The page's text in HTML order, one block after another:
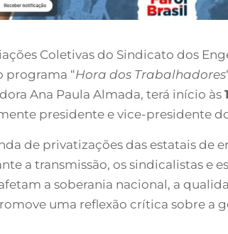
Coletivas do Sindicato dos
programa “Hora dos Trabalhadores
Ana Paula Almada, terá início às
presidente e vice-presidente do
de privatizações das estatais de
a transmissão, os sindicalistas e
a soberania nacional, a
uma reflexão crítica sobre a